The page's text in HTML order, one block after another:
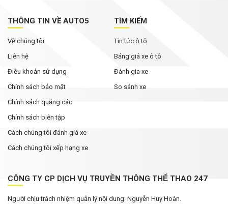
Tháng Ngâu chưa tới, phân khúc SUV cỡ C đã
THÔNG TIN VỀ AUTO5
Về chúng tôi
Liên hệ
Điều khoản sử dụng
Chính sách bảo mật
Chính sách quảng cáo
Chính sách biên tập
Cách chúng tôi đánh giá xe
Cách chúng tôi xếp hạng xe
TÌM KIẾM
Tin tức ô tô
Bảng giá xe ô tô
Đánh gia xe
So sánh xe
CÔNG TY CP DỊCH VỤ TRUYỀN THÔNG THỂ THAO 247
Người chịu trách nhiệm quản lý nội dung: Nguyễn Huy Hoàn.